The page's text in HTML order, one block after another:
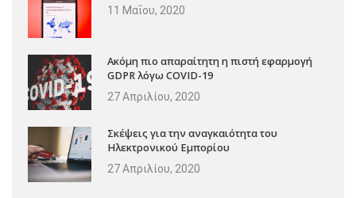
11 Μαΐου, 2020
Ακόμη πιο απαραίτητη η πιστή εφαρμογή
GDPR λόγω COVID-19
27 Απριλίου, 2020
Σκέψεις για την αναγκαιότητα του
Ηλεκτρονικού Εμπορίου
27 Απριλίου, 2020